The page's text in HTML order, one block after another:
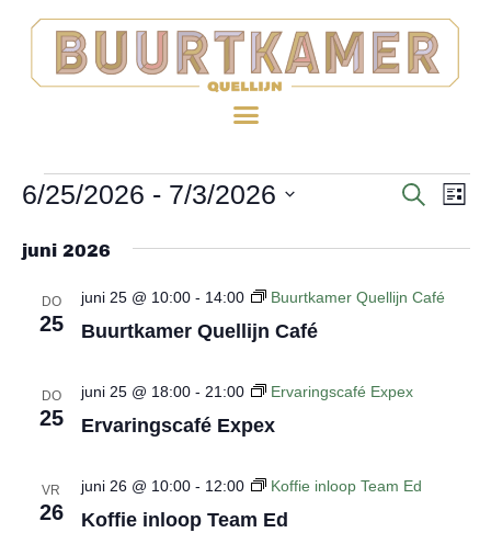
6/25/2026 - 7/3/2026
een
juni 2026
DO
25 Buurtkamer Quellijn Café
juni 25 @ 10:00- 14:00 Buurtkamer Quellijn Café
DO
25 Ervaringscafé Expex
juni 25 @ 18:00- 21:00 Ervaringscafé Expex
VR
26 Koffie inloop Team Ed
juni 26 @ 10:00- 12:00 Koffie inloop Team Ed